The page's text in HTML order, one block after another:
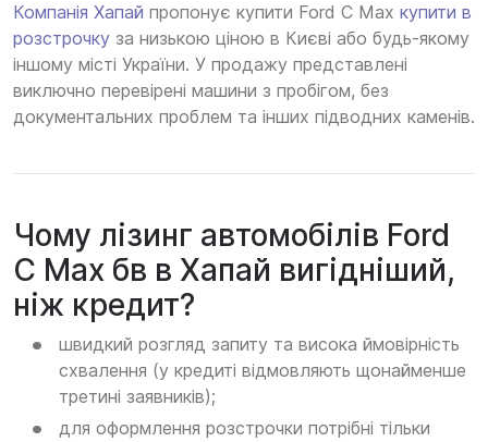
Компанія Хапай пропонує купити Ford C Max купити в
розстрочку за низькою ціною в Києві або будь-якому
іншому місті України. У продажу представлені
виключно перевірені машини з пробігом, без
документальних проблем та інших підводних каменів.
Чому лізинг автомобілів Ford
C Max бв в Хапай вигідніший,
ніж кредит?
швидкий розгляд запиту та висока ймовірність
схвалення (у кредиті відмовляють щонайменше
третині заявників);
для оформлення розстрочки потрібні тільки